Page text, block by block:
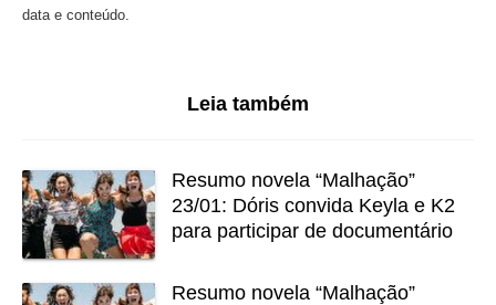
data e conteúdo.
Leia também
Resumo novela “Malhação”
23/01: Dóris convida Keyla e K2
para participar de documentário
Resumo novela “Malhação”